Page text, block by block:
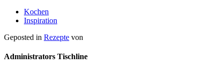
Kochen
Inspiration
Geposted in Rezepte von
Administrators Tischline